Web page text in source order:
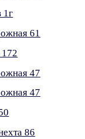
1г
61
47
47
86